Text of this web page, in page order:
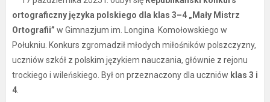
ortograficzny języka polskiego dla klas 3–4 „Mały Mistrz
Ortografii” w Gimnazjum im. Longina Komołowskiego w
Połukniu. Konkurs zgromadził młodych miłośników polszczyzny,
uczniów szkół z polskim językiem nauczania, głównie z rejonu
trockiego i wileńskiego. Był on przeznaczony dla uczniów klas 3 i
4